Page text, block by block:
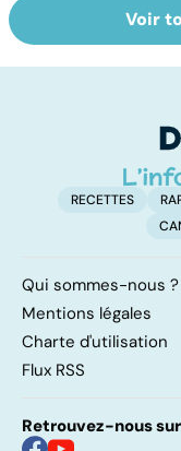
Gynéco : un
pour la vie
Voir
RECETTES
Qui sommes-nous ?
Mentions légales
Charte d'utilisation
Flux RSS
Retrouvez-nous sur